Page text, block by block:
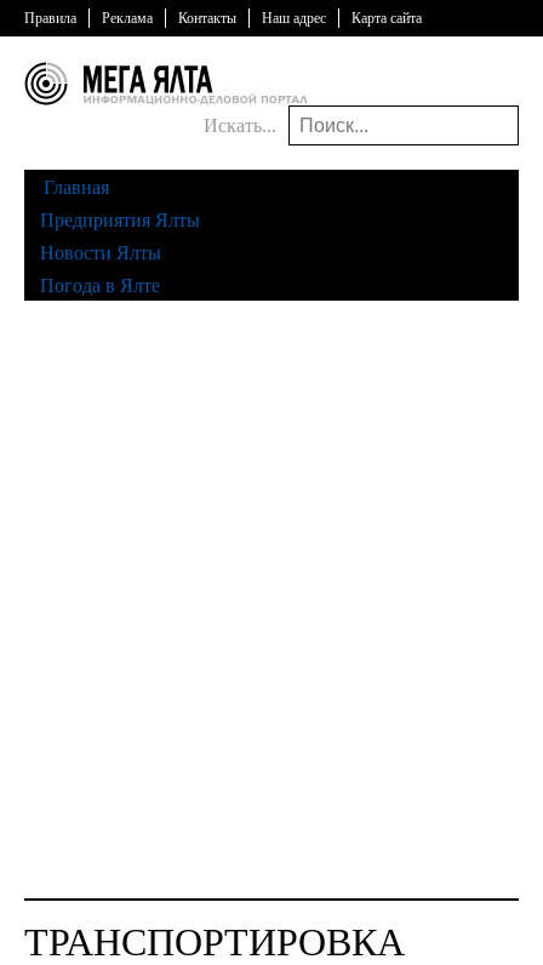
Правила Реклама Контакты Наш адрес Карта сайта
Искать...
Главная
Предприятия Ялты
Новости Ялты
Погода в Ялте
ТРАНСПОРТИРОВКА